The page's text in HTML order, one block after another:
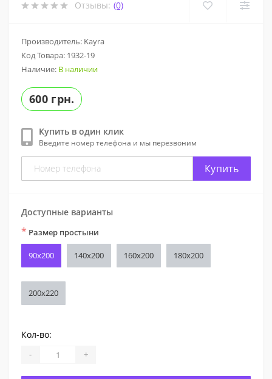
Отзывы: (0)
Производитель: Kayra
Код Товара: 1932-19
Наличие: В наличии
600 грн.
Купить в один клик
Введите номер телефона и мы перезвоним
Купить
Доступные варианты
* Размер простыни
90x200 140x200 160х200 180х200
200x220
Кол-во:
- +